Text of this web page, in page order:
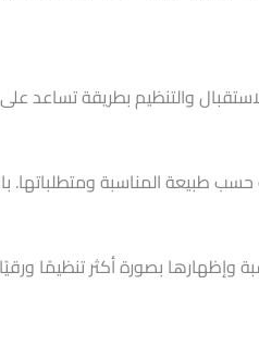
والتنظيم بطريقة
حسب طبيعة المناسبة
وإظهارها بصورة أكثر تنظيمًا